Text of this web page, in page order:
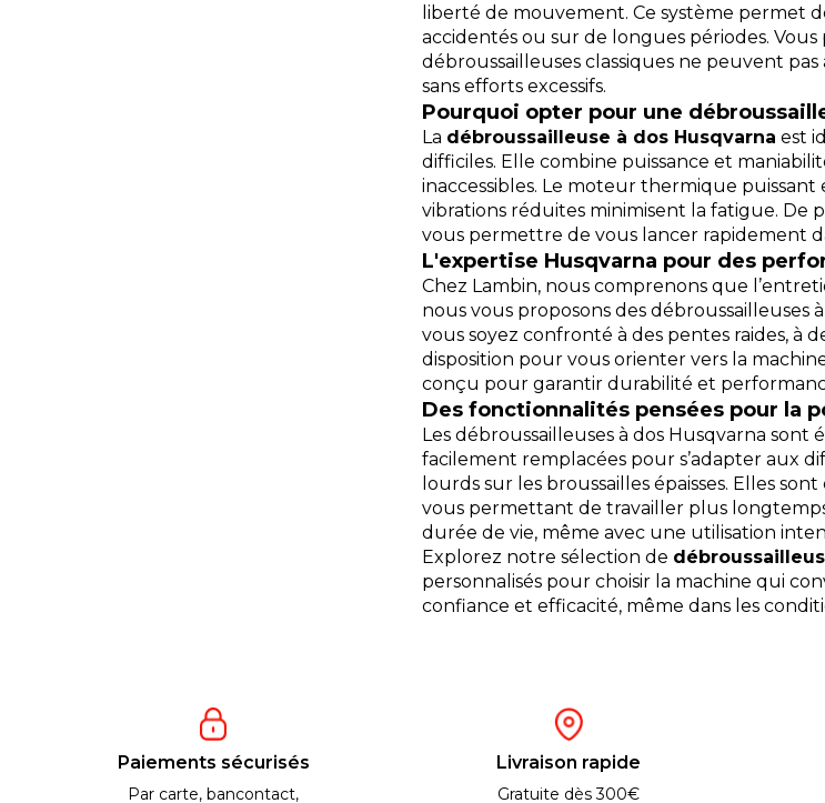
liberté de mouvement. Ce système permet
accidentés ou sur de longues périodes.
débroussailleuses classiques ne peuvent
sans efforts excessifs.
Pourquoi opter pour une
La débroussailleuse à dos Husqvarna est
difficiles. Elle combine puissance et
inaccessibles. Le moteur thermique
vibrations réduites minimisent la fatigue. De
vous permettre de vous lancer rapidement
L'expertise Husqvarna pour des
Chez Lambin, nous comprenons que
nous vous proposons des débroussailleuses
vous soyez confronté à des pentes raides, à
disposition pour vous orienter vers la
conçu pour garantir durabilité et
Des fonctionnalités pensées pour la
Les débroussailleuses à dos Husqvarna
facilement remplacées pour s’adapter aux
lourds sur les broussailles épaisses. Elles
vous permettant de travailler plus
durée de vie, même avec une utilisation
Explorez notre sélection de
personnalisés pour choisir la machine qui
confiance et efficacité, même dans les
Paiements sécurisés
Par carte, bancontact,
Livraison rapide
Gratuite dès 300€